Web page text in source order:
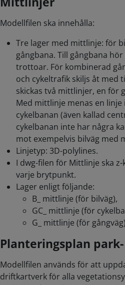
Modellfilen ska innehålla:
Tre lager med mittlinje: för
gångbana. Till gångbana
trottoar. För kombinerad
och cykeltrafik skiljs åt med
skickas två mittlinjer, en för
Med mittlinje menas en
cykelbanan (även kallad
cykelbanan inte har några
mot exempelvis bilväg med
Linjetyp: 3D-polylines.
I dwg-filen för Mittlinje ska
varje brytpunkt.
Lager enligt följande:
B_ mittlinje (för bilväg),
GC_ mittlinje (för
G_ mittlinje (för
Planteringsplan
Modellfilen används för att
driftkartverk för alla